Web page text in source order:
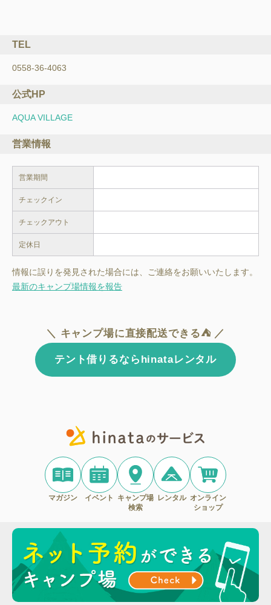
TEL
0558-36-4063
公式HP
AQUA VILLAGE
営業情報
営業期間
チェックイン
チェックアウト
定休日
情報に誤りを発見された場合には、ご連絡をお願いいたします。
最新のキャンプ場情報を報告
＼ キャンプ場に直接配送できる⛺ ／
テント借りるならhinataレンタル
マガジン イベント
キャンプ場
検索
レンタル オンライン
ショップ